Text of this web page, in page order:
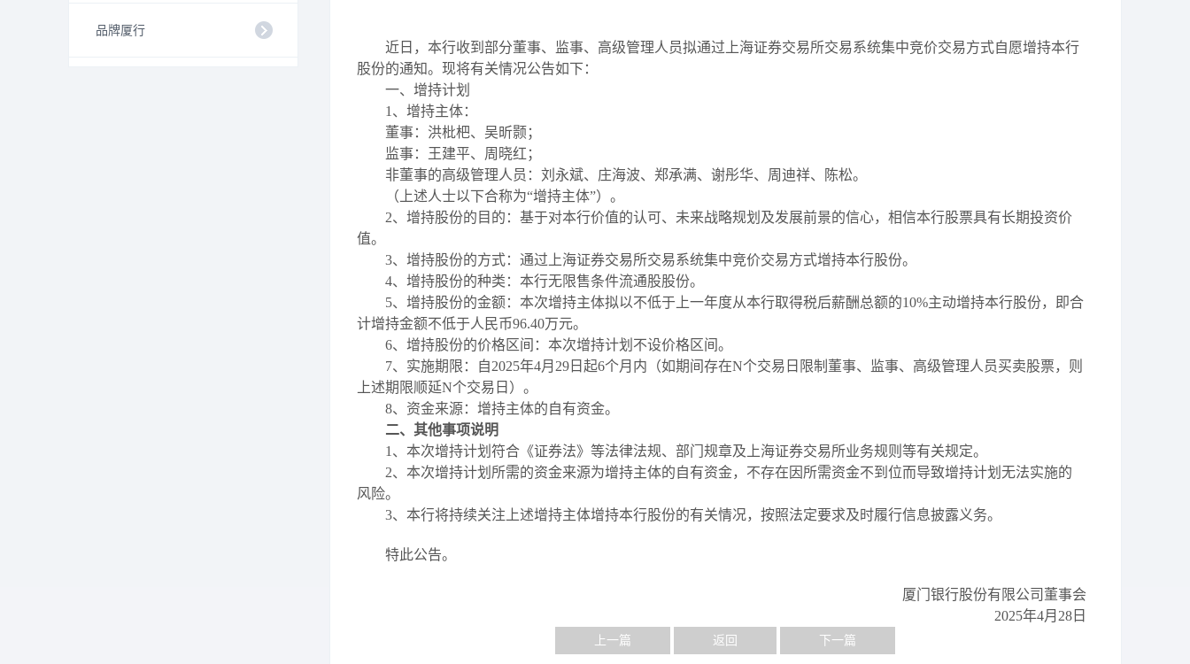
品牌厦行
近日，本行收到部分董事、监事、高级管理人员拟通过上海证券交易所交易系统集中竞价交易方式自愿增持本行
股份的通知。现将有关情况公告如下 ：
一、 增持计划
1、 增持主体：
董事： 洪枇杷、 吴昕颢；
监事：
王建平、周晓红 ；
非董事的高级管理人员：刘永斌、庄海波、郑承满、谢彤华、周迪祥、陈松。
（上述人士以下合称为“增持主体”） 。
2、 增持股份的目的：基于对本行价值的认可、未来战略规划及发展前景的信心，相信本行股票具有长期投资价
值。
3、 增持股份的方式：通过上海证券交易所交易系统集中竞价交易方式增持本行股份。
4、 增持股份的种类：本行无限售条件流通股股份。
5、 增持股份的金额：本次增持主体拟以不低于上一年度从本行取得税后薪酬总额的10%主动增持本行股份，即合
计增持金额不低于人民币96.40万元。
6、 增持股份的价格区间：本次增持计划不设价格区间。
7、 实施期限：自2025年4月 29 日起6个月内（如期间存在N个交易日限制董事、监事、高级管理人员买卖股票，则
上述期限顺延N个交易日）。
8、 资金来源：增持主体的自有资金。
二、 其他事项说明
1、 本次增持计划符合《证券法》等法律法规、部门规章及上海证券交易所业务规则等有关规定。
2、 本次增持计划所需的资金来源为增持主体的自有资金，不存在因所需资金不到位而导致增持计划无法实施的
风险。
3、 本行将持续关注上述增持主体增持本行股份的有关情况，按照法定要求及时履行信息披露义务。
特此公告。
厦门 银行股份有限公司董事会
2025年4月 28日
上一篇 返回 下一篇